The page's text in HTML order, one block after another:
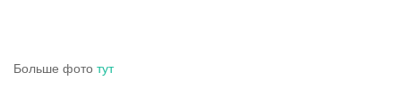
Больше фото тут